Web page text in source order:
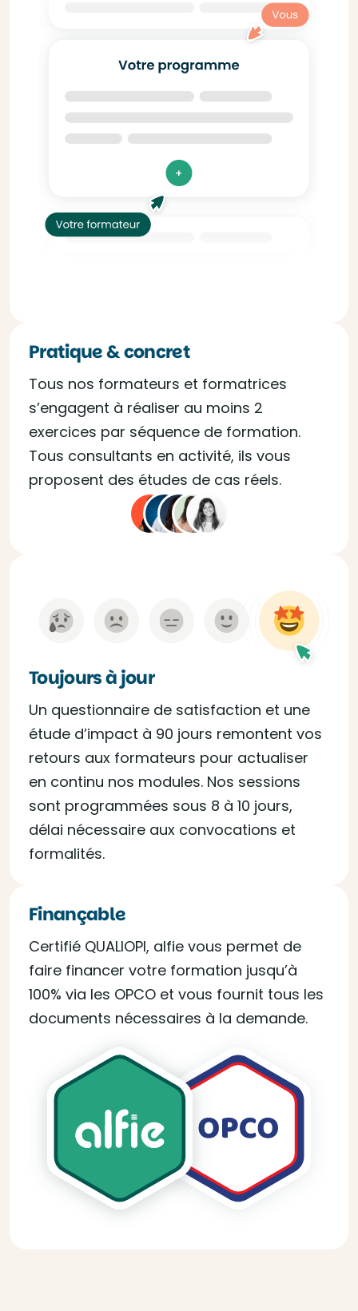
Pratique & concret
Tous nos formateurs et formatrices
s’engagent à réaliser au moins 2
exercices par séquence de formation.
Tous consultants en activité, ils vous
proposent des études de cas réels.
Toujours à jour
Un questionnaire de satisfaction et une
étude d’impact à 90 jours remontent vos
retours aux formateurs pour actualiser
en continu nos modules. Nos sessions
sont programmées sous 8 à 10 jours,
délai nécessaire aux convocations et
formalités.
Finançable
Certifié QUALIOPI, alfie vous permet de
faire financer votre formation jusqu’à
100% via les OPCO et vous fournit tous les
documents nécessaires à la demande.